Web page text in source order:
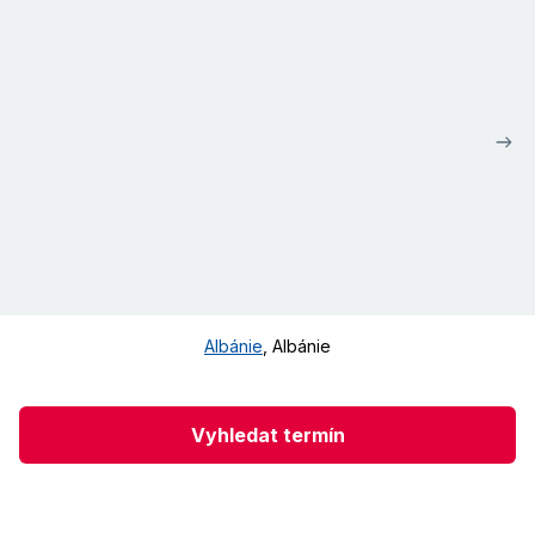
Albánie Albánie
Vyhledat termín